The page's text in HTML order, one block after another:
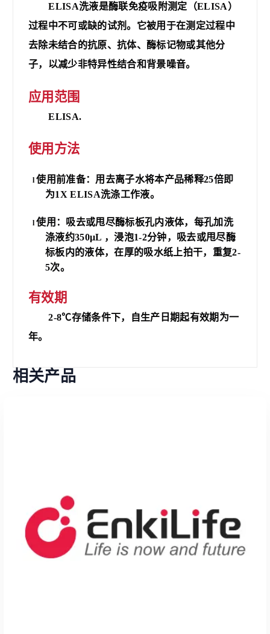
ELISA洗液是酶联免疫吸附测定（ELISA）
过程中不可或缺的试剂。它被用 于在测定过程中
去除未结合的抗原、抗体、酶标记物或其他分
子，以减少非特异性结合和背景噪音。
应用范围
ELISA.
使用方法
l使用前准备：用去离子水将本产品稀释25倍即
为1X ELISA洗涤工作液。
l使用：吸去或甩尽酶标板孔内液体，每孔加洗
涤液约350μL ，浸泡1-2分钟，吸去或甩尽酶
标板内的液体，在厚的吸水纸上拍干，重复2-
5次。
有效期
2-8℃存储条件下， 自生产日期起有效期为一
年。
相关产品